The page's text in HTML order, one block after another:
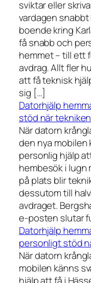
sviktar eller
vardagen
boende kring
få snabb och
hemmet – till ett
avdrag. Allt fler
att få teknisk
sig […]
Datorhjälp
stöd när
När datorn
den nya mobilen
personlig hjälp
hembesök i
på plats blir
dessutom till
avdraget.
e-posten slutar
Datorhjälp
personligt stöd
När datorn
mobilen känns